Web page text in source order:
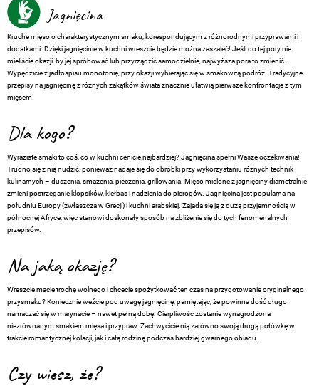
Jagnięcina
Kruche mięso o charakterystycznym smaku, korespondującym z różnorodnymi przyprawami i
dodatkami. Dzięki jagnięcinie w kuchni wreszcie będzie można zaszaleć! Jeśli do tej pory nie
mieliście okazji, by jej spróbować lub przyrządzić samodzielnie, najwyższa pora to zmienić.
Wypędzicie z jadłospisu monotonię, przy okazji wybierając się w smakowitą podróż. Tradycyjne
przepisy na jagnięcinę z różnych zakątków świata znacznie ułatwią pierwsze konfrontacje z tym
mięsem.
Dla kogo?
Wyraziste smaki to coś, co w kuchni cenicie najbardziej? Jagnięcina spełni Wasze oczekiwania!
Trudno się z nią nudzić, ponieważ nadaje się do obróbki przy wykorzystaniu różnych technik
kulinarnych – duszenia, smażenia, pieczenia, grillowania. Mięso mielone z jagnięciny diametralnie
zmieni postrzeganie klopsików, kiełbas i nadzienia do pierogów. Jagnięcina jest popularna na
południu Europy (zwłaszcza w Grecji) i kuchni arabskiej. Zajada się ją z dużą przyjemnością w
północnej Afryce, więc stanowi doskonały sposób na zbliżenie się do tych fenomenalnych
przepisów.
Na jaką okazję?
Wreszcie macie trochę wolnego i chcecie spożytkować ten czas na przygotowanie oryginalnego
przysmaku? Koniecznie weźcie pod uwagę jagnięcinę, pamiętając, że powinna dość długo
namaczać się w marynacie – nawet pełną dobę. Cierpliwość zostanie wynagrodzona
niezrównanym smakiem mięsa i przypraw. Zachwycicie nią zarówno swoją drugą połówkę w
trakcie romantycznej kolacji, jak i całą rodzinę podczas bardziej gwarnego obiadu.
Czy wiesz, że?